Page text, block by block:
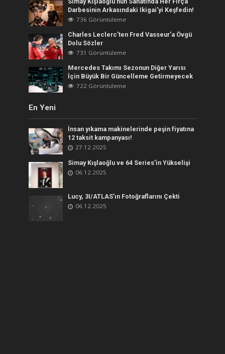
Darbesinin Arkasındaki Ikigai’yi Keşfedin!
736 Görüntüleme
Charles Leclerc’ten Fred Vasseur’a Övgü
Dolu Sözler
731 Görüntüleme
Mercedes Takımı Sezonun Diğer Yarısı
İçin Büyük Bir Güncelleme Getirmeyecek
722 Görüntüleme
En Yeni
İnsan yıkama makinelerinde peşin fiyatına
12 taksit kampanyası!
27.12.2025
Simay Kışlaoğlu ve 64 Series’in Yükselişi
06.12.2025
Lucy, 3I/ATLAS’ın Fotoğraflarını Çekti
06.12.2025